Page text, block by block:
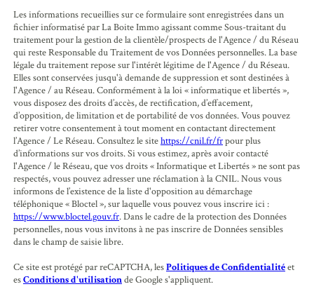
Les informations recueillies sur ce formulaire sont enregistrées dans un
fichier informatisé par La Boite Immo agissant comme Sous-traitant du
traitement pour la gestion de la clientèle/prospects de l'Agence / du Réseau
qui reste Responsable du Traitement de vos Données personnelles. La base
légale du traitement repose sur l'intérêt légitime de l'Agence / du Réseau.
Elles sont conservées jusqu'à demande de suppression et sont destinées à
l'Agence / au Réseau. Conformément à la loi « informatique et libertés »,
vous disposez des droits d’accès, de rectification, d’effacement,
d’opposition, de limitation et de portabilité de vos données. Vous pouvez
retirer votre consentement à tout moment en contactant directement
l’Agence / Le Réseau. Consultez le sitehttps://cnil.fr/frpour plus
d’informations sur vos droits. Si vous estimez, après avoir contacté
l'Agence / le Réseau, que vos droits « Informatique et Libertés » ne sont pas
respectés, vous pouvez adresser une réclamation à la CNIL. Nous vous
informons de l’existence de la liste d'opposition au démarchage
téléphonique « Bloctel », sur laquelle vous pouvez vous inscrire ici :
https://www.bloctel.gouv.fr. Dans le cadre de la protection des Données
personnelles, nous vous invitons à ne pas inscrire de Données sensibles
dans le champ de saisie libre.
Ce site est protégé par reCAPTCHA, lesPolitiques de Confidentialitéet
esConditions d'utilisationde Google s'appliquent.